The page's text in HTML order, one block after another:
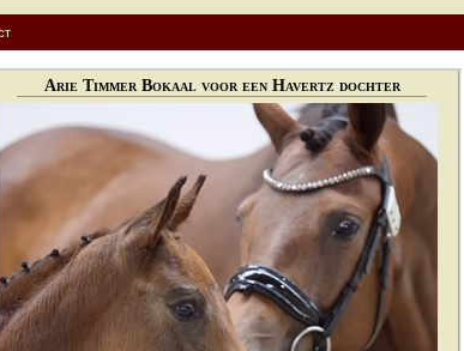
Arie Timmer Bokaal voor een Havertz dochter